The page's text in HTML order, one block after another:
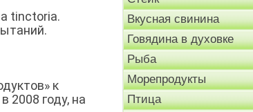
tinctoria.
к
2008 году, на
Вкусная свинина
Говядина в духовке
Рыба
Морепродукты
Птица